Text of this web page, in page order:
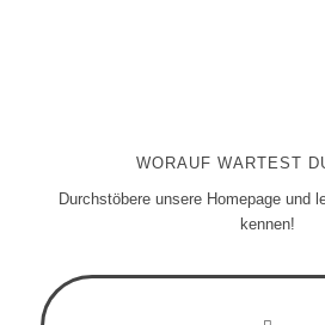
WORAUF WARTEST
Durchstöbere unsere Homepage und
kennen!